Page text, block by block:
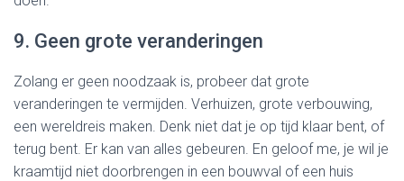
9. Geen grote veranderingen
Zolang er geen noodzaak is, probeer dat grote
veranderingen te vermijden. Verhuizen, grote verbouwing,
een wereldreis maken. Denk niet dat je op tijd klaar bent, of
terug bent. Er kan van alles gebeuren. En geloof me, je wil je
kraamtijd niet doorbrengen in een bouwval of een huis